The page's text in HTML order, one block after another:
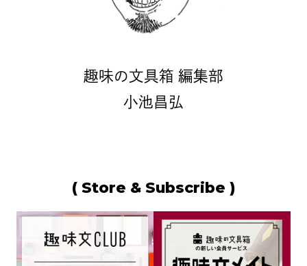
趣味の文具箱 編集部
小池昌弘
( Store & Subscribe )